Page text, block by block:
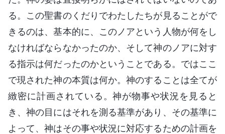
る。この聖書のくだりでわたしたちが見ることがで
きるのは、基本的に、このノアという人物が何をし
なければならなかったのか、そして神のノアに対す
る指示は何だったのかということである。ではここ
で現された神の本質は何か。神のすることは全てが
緻密に計画されている。神が物事や状況を見ると
き、神の目にはそれを測る基準があり、その基準に
よって、神はその事や状況に対応するための計画を